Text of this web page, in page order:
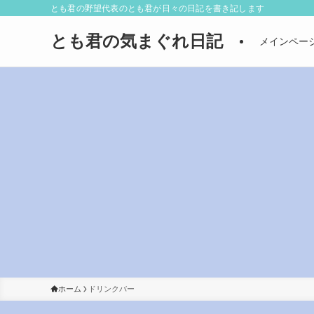
とも君の野望代表のとも君が日々の日記を書き記します
とも君の気まぐれ日記 メインペー
ホーム ドリンクバー